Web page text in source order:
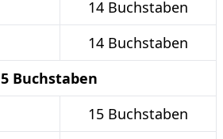
14 Buchstaben
14 Buchstaben
Buchstaben
15 Buchstaben